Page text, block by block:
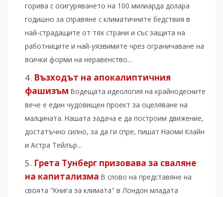
горива с осигуряването на 100 милиарда долара
годишно за справяне с климатичните бедствия в
най-страдащите от тях страни и със защита на
работниците и най-уязвимите чрез ограничаване на
всички форми на неравенство...
Възходът на апокалиптичния
фашизъм Водещата идеология на крайнодесните
вече е един чудовищен проект за оцеляване на
малцината. Нашата задача е да построим движение,
достатъчно силно, за да ги спре, пишат Наоми Клайн
и Астра Тейлър...
Грета Тунберг призовава за сваляне
на капитализма В слово на представяне на
своята "Книга за климата" в Лондон младата